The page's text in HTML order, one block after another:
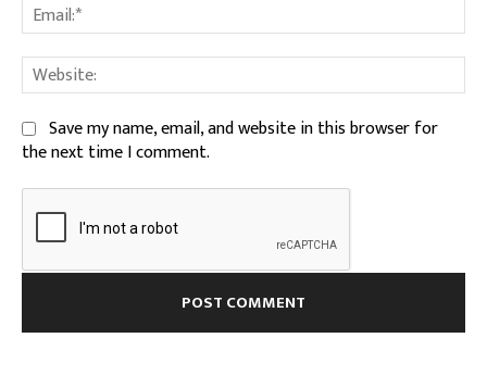
Save my name, email, and website in this browser for
the next time I comment.